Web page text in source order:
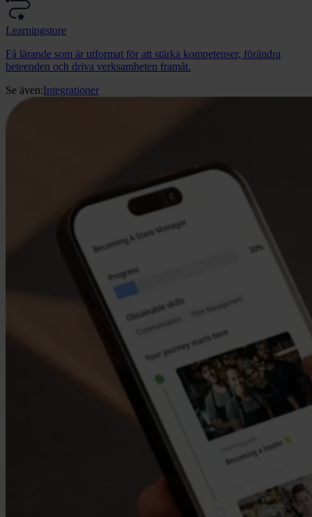
Learningstore
Få lärande som är utformat för att stärka kompetenser, förändra
beteenden och driva verksamheten framåt.
Se även:Integrationer